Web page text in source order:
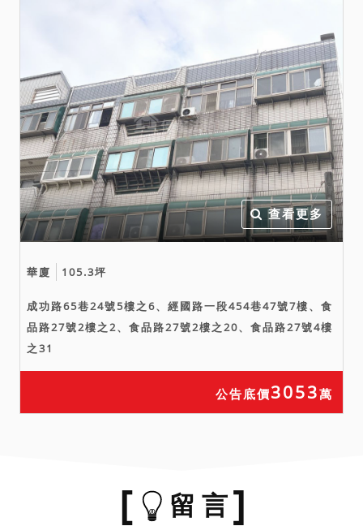
查看更多
華廈 105.3坪
成功路65巷24號5樓之6、經國路一段454巷47號7樓、食
品路27號2樓之2、食品路27號2樓之20、食品路27號4樓
之31
公告底價3053萬
留 言